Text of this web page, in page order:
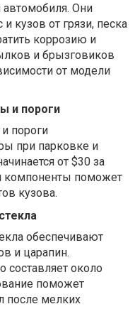
автомобиля. Они
кузов от грязи, песка
коррозию и
и брызговиков
от модели
и пороги
пороги
при парковке и
от $30 за
компоненты поможет
кузова.
обеспечивают
и царапин.
составляет около
поможет
после мелких